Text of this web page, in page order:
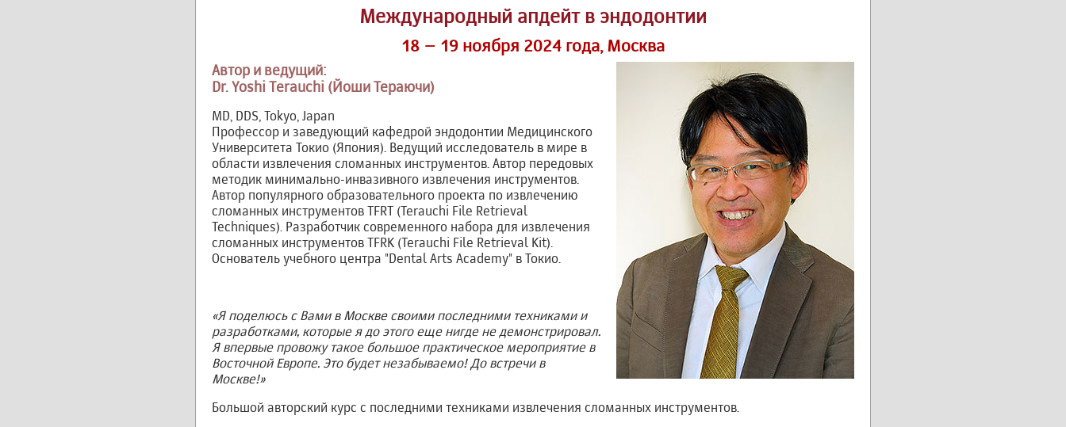
Международный апдейт в эндодонтии
18 – 19 ноября 2024 года, Москва
Автор и ведущий:
Dr. Yoshi Terauchi (Йоши Тераючи)
MD, DDS, Tokyo, Japan
Профессор и заведующий кафедрой эндодонтии Медицинского
Университета Токио (Япония). Ведущий исследователь в мире в
области извлечения сломанных инструментов. Автор передовых
методик минимально-инвазивного извлечения инструментов.
Автор популярного образовательного проекта по извлечению
сломанных инструментов TFRT (Terauchi File Retrieval
Techniques). Разработчик современного набора для извлечения
сломанных инструментов TFRK (Terauchi File Retrieval Kit).
Основатель учебного центра "Dental Arts Academy" в Токио.
«Я поделюсь с Вами в Москве своими последними техниками и
разработками, которые я до этого еще нигде не демонстрировал.
Я впервые провожу такое большое практическое мероприятие в
Восточной Европе. Это будет незабываемо! До встречи в
Москве!»
Большой авторский курс с последними техниками извлечения сломанных инструментов.